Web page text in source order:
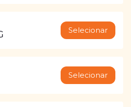
Selecionar
Selecionar